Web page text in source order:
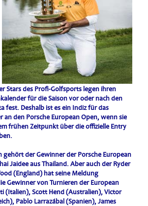
Stars des Profi-Golfsports legen ihren
für die Saison vor oder nach den
fest. Deshalb ist es ein Indiz für das
an den Porsche European Open, wenn sie
frühen Zeitpunkt über die offizielle Entry
gehört der Gewinner der Porsche European
Jaidee aus Thailand. Aber auch der Ryder
(England) hat seine Meldung
Gewinner von Turnieren der European
(Italien), Scott Hend (Australien), Victor
Pablo Larrazábal (Spanien), James